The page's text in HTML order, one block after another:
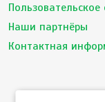
Наши партнёры
Контактная